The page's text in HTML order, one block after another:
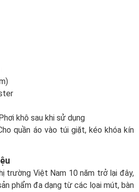
khô sau khi sử dụng
quần áo vào túi giặt, kéo khóa kín
trường Việt Nam 10 năm trở lại đây,
phẩm đa dạng từ các lọai mút, bàn